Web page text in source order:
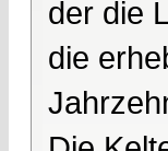
der die
die